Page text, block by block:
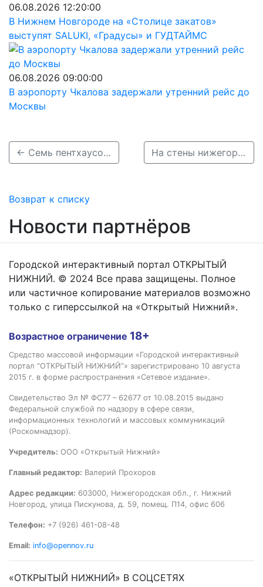
06.08.2026 12:20:00
В Нижнем Новгороде на «Столице закатов»
выступят SALUKI, «Градусы» и ГУДТАЙМС
06.08.2026 09:00:00
В аэропорту Чкалова задержали утренний рейс до
Москвы
← Семь пентхаусов построят в Нижнем Новгороде до конца 2021 года На стены нижегородского кремля в честь 9 мая спроецировали Георгиевскую ленту →
Возврат к списку
Новости партнёров
Городской интерактивный портал ОТКРЫТЫЙ
НИЖНИЙ. © 2024 Все права защищены. Полное
или частичное копирование материалов возможно
только с гиперссылкой на «Открытый Нижний».
Возрастное ограничение 18+
Средство массовой информации «Городской интерактивный
портал “ОТКРЫТЫЙ НИЖНИЙ”» зарегистрировано 10 августа
2015 г. в форме распространения «Сетевое издание».
Свидетельство Эл № ФС77 – 62677 от 10.08.2015 выдано
Федеральной службой по надзору в сфере связи,
информационных технологий и массовых коммуникаций
(Роскомнадзор).
Учредитель: ООО «Открытый Нижний»
Главный редактор: Валерий Прохоров
Адрес редакции: 603000, Нижегородская обл., г. Нижний
Новгород, улица Пискунова, д. 59, помещ. П14, офис 606
Телефон: +7 (926) 461-08-48
Email: info@opennov.ru
«ОТКРЫТЫЙ НИЖНИЙ» В СОЦСЕТЯХ